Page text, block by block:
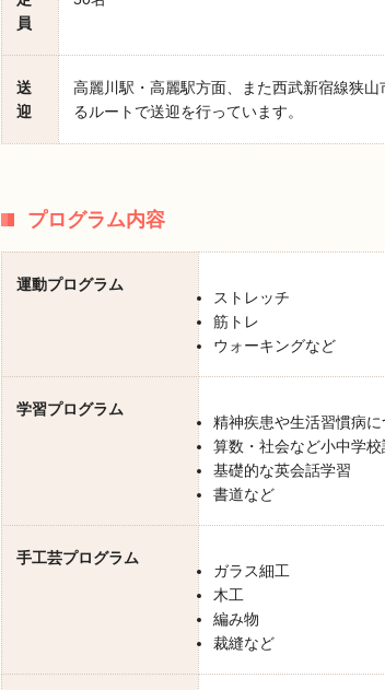
員
送
迎
高麗川駅・高麗駅方面、また西武新宿線狭
るルートで送迎を行っています。
プログラム内容
運動プログラム
ストレッチ
筋トレ
ウォーキングなど
学習プログラム
精神疾患や生活習慣病
算数・社会など小中学
基礎的な英会話学習
書道など
手工芸プログラム
ガラス細工
木工
編み物
裁縫など